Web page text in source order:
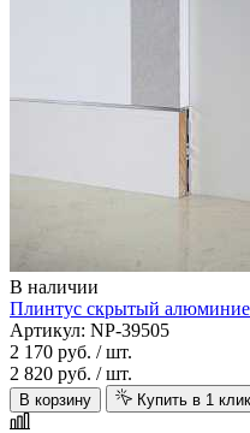
В наличии
Плинтус скрытый
Артикул: NP-39505
2 170 руб. / шт.
2 820 руб. / шт.
В корзину Купить в 1 клик